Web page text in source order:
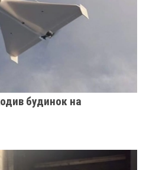
будинок на